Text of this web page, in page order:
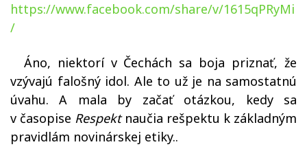
https://www.facebook.com/share/v/1615qPRyMi
/
Áno, niektorí v Čechách sa boja priznať, že
vzývajú falošný idol. Ale to už je na samostatnú
úvahu. A mala by začať otázkou, kedy sa
v časopise Respektnaučia rešpektu k základným
pravidlám novinárskej etiky..